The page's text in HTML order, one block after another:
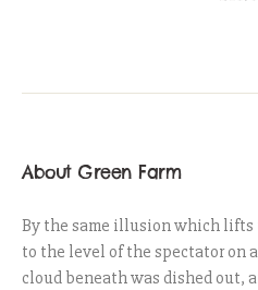
About Green Farm
By the same illusion which lifts
to the level of the spectator on
cloud beneath was dished out,